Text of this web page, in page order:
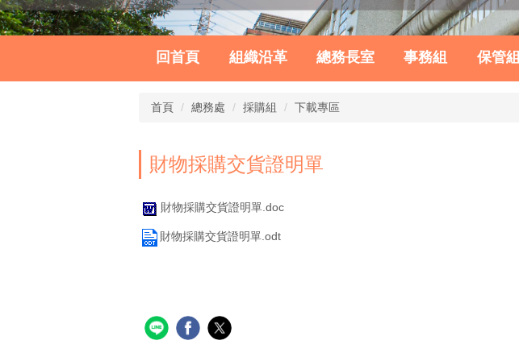
回首頁 組織沿革 總務長室 事務組 保管組
首頁 總務處 採購組 下載專區
財物採購交貨證明單
財物採購交貨證明單.doc
財物採購交貨證明單.odt